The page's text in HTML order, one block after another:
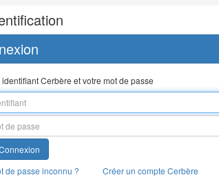
identifiant Cerbère et votre mot de passe
de passe inconnu ?
Créer un compte Cerbère